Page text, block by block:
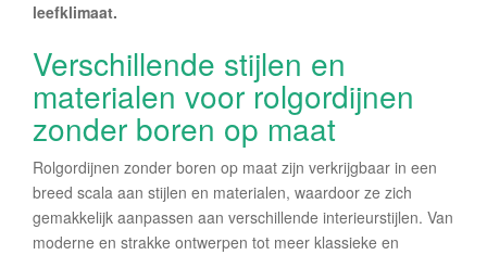
leefklimaat.
Verschillende stijlen en
materialen voor rolgordijnen
zonder boren op maat
Rolgordijnen zonder boren op maat zijn verkrijgbaar in een
breed scala aan stijlen en materialen, waardoor ze zich
gemakkelijk aanpassen aan verschillende interieurstijlen. Van
moderne en strakke ontwerpen tot meer klassieke en